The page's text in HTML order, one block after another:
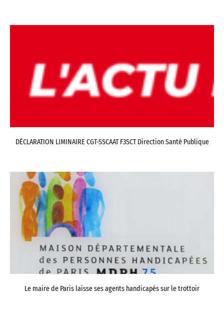
DÉCLARATION LIMINAIRE CGT-SSCAAT F3SCT Direction Santé Publique
Le maire de Paris laisse ses agents handicapés sur le trottoir